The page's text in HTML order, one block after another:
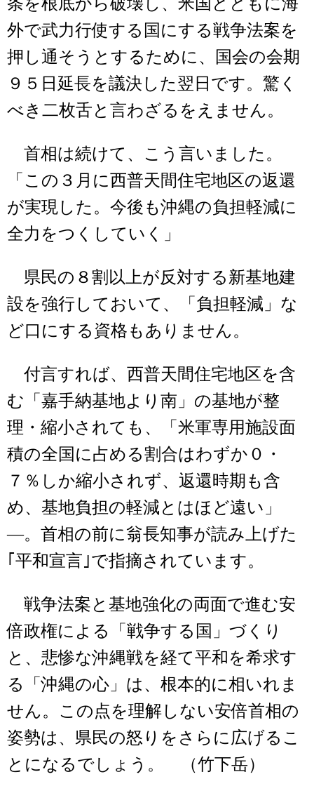
外で武力行使する国にする戦争法案を
押し通そうとするために、国会の会期
９５日延長を議決した翌日です。驚く
べき二枚舌と言わざるをえません。
首相は続けて、こう言いました。
「この３月に西普天間住宅地区の返還
が実現した。今後も沖縄の負担軽減に
全力をつくしていく」
県民の８割以上が反対する新基地建
設を強行しておいて、「負担軽減」な
ど口にする資格もありません。
付言すれば、西普天間住宅地区を含
む「嘉手納基地より南」の基地が整
理・縮小されても、「米軍専用施設面
積の全国に占める割合はわずか０・
７％しか縮小されず、返還時期も含
め、基地負担の軽減とはほど遠い」
―。首相の前に翁長知事が読み上げた
｢平和宣言｣で指摘されています。
戦争法案と基地強化の両面で進む安
倍政権による「戦争する国」づくり
と、悲惨な沖縄戦を経て平和を希求す
る「沖縄の心」は、根本的に相いれま
せん。この点を理解しない安倍首相の
姿勢は、県民の怒りをさらに広げるこ
とになるでしょう。 （竹下岳）